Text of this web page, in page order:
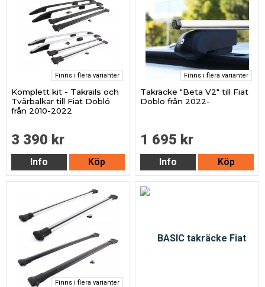
Finns i flera varianter
Komplett kit - Takrails och
Tvärbalkar till Fiat Dobló
från 2010-2022
3 390 kr
Info Köp
Finns i flera varianter
Takräcke "Beta V2" till Fiat
Doblo från 2022-
1 695 kr
Info Köp
Finns i flera varianter